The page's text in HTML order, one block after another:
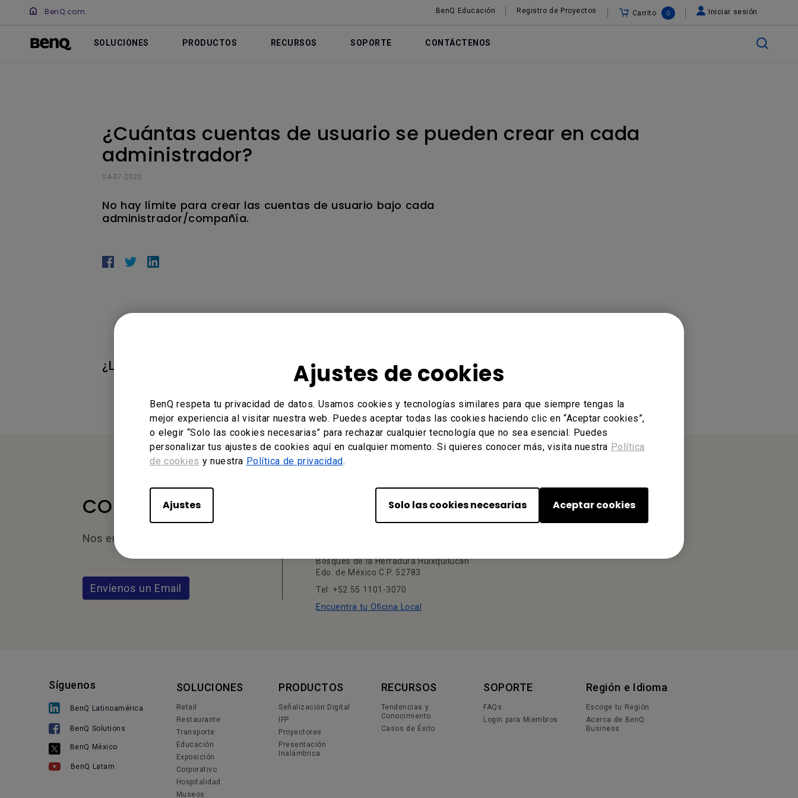
Ajustes de cookies
BenQ respeta tu privacidad de datos. Usamos cookies y tecnologías similares para que siempre tengas la
mejor experiencia al visitar nuestra web. Puedes aceptar todas las cookies haciendo clic en “Aceptar cookies”,
o elegir “Solo las cookies necesarias” para rechazar cualquier tecnología que no sea esencial. Puedes
personalizar tus ajustes de cookies aquí en cualquier momento. Si quieres conocer más, visita nuestra Política
de cookies y nuestra Política de privacidad.
Ajustes Solo las cookies necesarias Aceptar cookies
BenQ.com BenQ Educación Registro de Proyectos Carrito 0 Iniciar sesión
SOLUCIONES PRODUCTOS RECURSOS SOPORTE CONTÁCTENOS
¿Cuántas cuentas de usuario se pueden crear en cada
administrador?
04-07-2020
No hay límite para crear las cuentas de usuario bajo cada
administrador/compañía.
¿Le ha resultado útil esta información?
CONTÁCTENOS
Nos encantaría saber de usted.
Envíenos un Email
Tu Oficina Local
Bosques de la Herradura Huixquilucan
Edo. de México C.P. 52783
Tel: +52 55 1101-3070
Encuentra tu Oficina Local
Síguenos
BenQ Latinoamérica
BenQ Solutions
BenQ México
BenQ Latam
SOLUCIONES
Retail
Restaurante
Transporte
Educación
Exposición
Corporativo
Hospitalidad
Museos
PRODUCTOS
Señalización Digital
IFP
Proyectores
Presentación
Inalámbrica
RECURSOS
Tendencias y
Conocimiento
Casos de Éxito
SOPORTE
FAQs
Login para Miembros
Región e Idioma
Escoge tu Región
Acerca de BenQ
Business